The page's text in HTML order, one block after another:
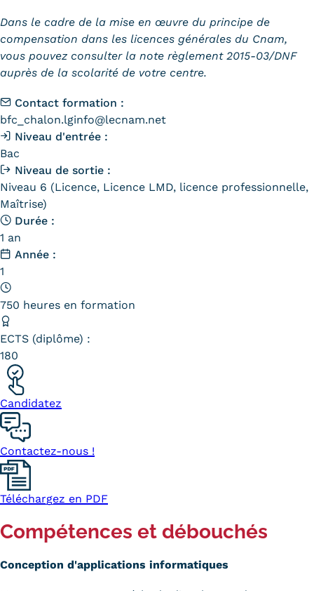
Modalités d'inscription
Tarifs
Infos entreprises
Accueillir un alternant ?
Communication
Prospect
JPO
Dans le cadre de la mise en œuvre du principe de
compensation dans les licences générales du Cnam,
vous pouvez consulter la note règlement 2015-03/DNF
auprès de la scolarité de votre centre.
Contact formation :
bfc_chalon.lginfo@lecnam.net
Niveau d'entrée :
Bac
Niveau de sortie :
Niveau 6 (Licence, Licence LMD, licence professionnelle,
Maîtrise)
Durée :
1 an
Année :
1
750 heures en formation
ECTS (diplôme) :
180
Candidatez
Contactez-nous !
Téléchargez en PDF
Compétences et débouchés
Conception d'applications informatiques